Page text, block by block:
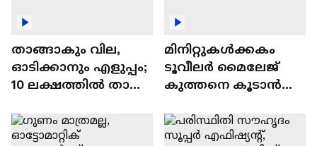
താങ്ങാകും വില,
ഓടിക്കാനും എളുപ്പം;
10 ലക്ഷത്തിൽ താഴെ
ഓട്ടോമാറ്റിക്ക്
എസ്‍യുവികൾ
മിനിറ്റുകൾക്കകം
ടൂവീലർ മൈലേജ്
കുത്തനെ കൂടാൻ